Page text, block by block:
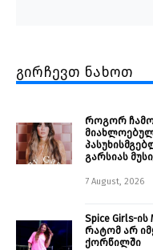
გირჩევთ ნახოთ
როგორ
გარსიას
7 August, 2026
Spice Girls-
რატომ არ
ქორწილში